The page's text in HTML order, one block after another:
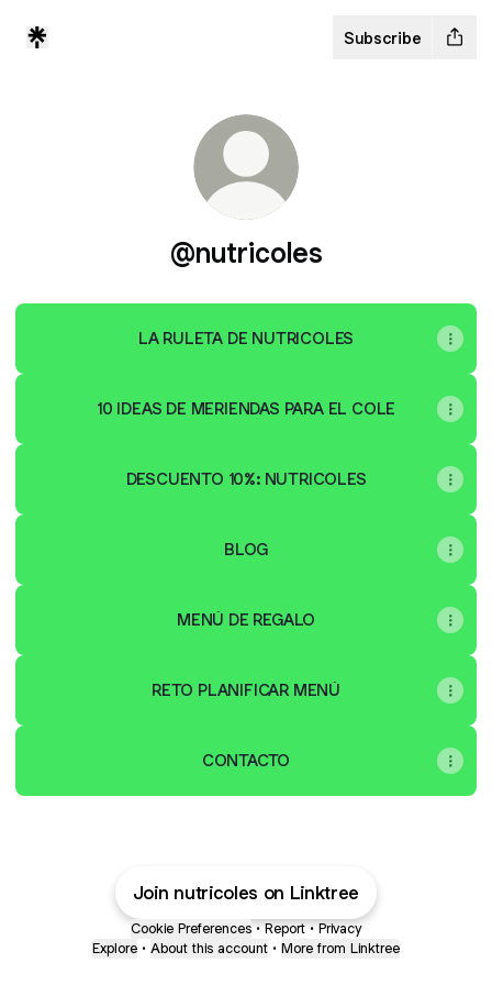
Subscribe
@nutricoles
LA RULETA DE NUTRICOLES
10 IDEAS DE MERIENDAS PARA EL COLE
DESCUENTO 10%: NUTRICOLES
BLOG
MENÚ DE REGALO
RETO PLANIFICAR MENÚ
CONTACTO
Join nutricoles on Linktree
Cookie Preferences • Report • Privacy
Explore • About this account • More from Linktree